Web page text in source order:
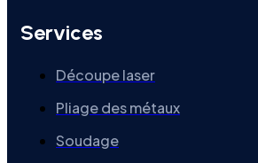
Services
Découpe laser
Pliage des métaux
Soudage